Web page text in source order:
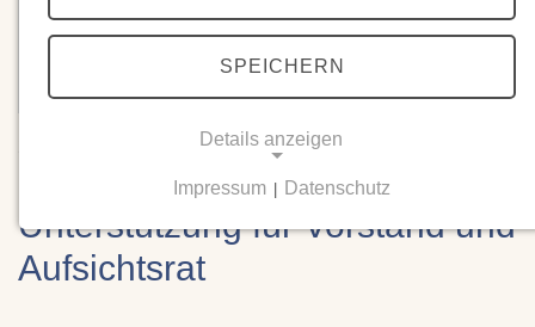
Der Förderverein sucht
Unterstützung für Vorstand und
Aufsichtsrat
SPEICHERN
Details anzeigen
Notwendige Cookies ermöglichen grundlegende
Funktionen und sind für die einwandfreie Funktion
Impressum Datenschutz